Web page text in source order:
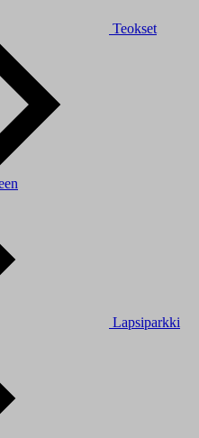
Teokset
Lapsiparkki